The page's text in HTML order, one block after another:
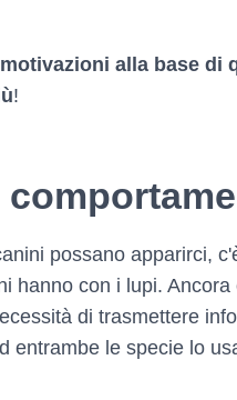
alla base
!
possano apparirci,
hanno con i lupi.
di trasmettere
entrambe le specie lo